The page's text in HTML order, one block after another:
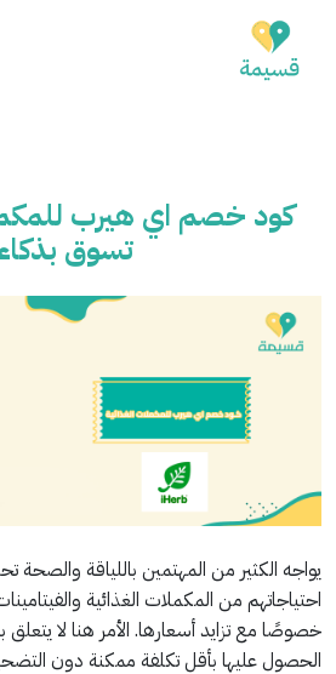
كود خصم اي هيرب
تسوق
يواجه الكثير من المهتمين باللياقة والصحة
احتياجاتهم من المكملات الغذائية
خصوصًا مع تزايد أسعارها. الأمر هنا لا
الحصول عليها بأقل تكلفة ممكنة دون